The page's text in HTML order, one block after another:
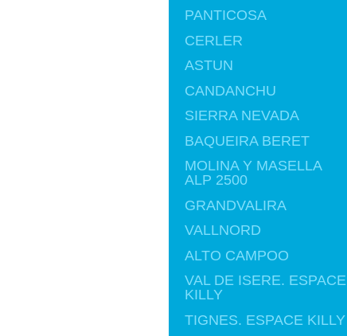
PANTICOSA
CERLER
ASTUN
CANDANCHU
SIERRA NEVADA
BAQUEIRA BERET
MOLINA Y MASELLA
ALP 2500
GRANDVALIRA
VALLNORD
ALTO CAMPOO
VAL DE ISERE. ESPACE
KILLY
TIGNES. ESPACE KILLY